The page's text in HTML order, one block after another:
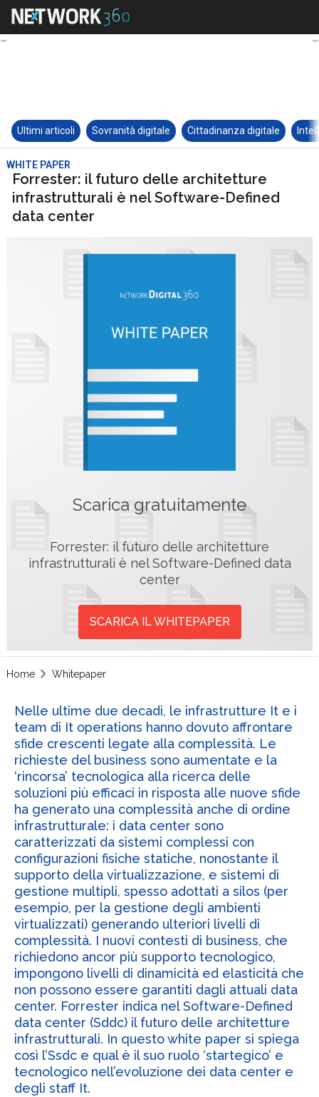
Ultimi articoli Sovranità digitale Cittadinanza digitale
WHITE PAPER
Forrester: il futuro delle architetture
infrastrutturali è nel Software-Defined
data center
Scarica gratuitamente
Forrester: il futuro delle architetture
infrastrutturali è nel Software-Defined data
center
SCARICA IL WHITEPAPER
Home Whitepaper
Nelle ultime due decadi, le infrastrutture It e i
team di It operations hanno dovuto affrontare
sfide crescenti legate alla complessità. Le
richieste del business sono aumentate e la
‘rincorsa’ tecnologica alla ricerca delle
soluzioni più efficaci in risposta alle nuove sfide
ha generato una complessità anche di ordine
infrastrutturale: i data center sono
caratterizzati da sistemi complessi con
configurazioni fisiche statiche, nonostante il
supporto della virtualizzazione, e sistemi di
gestione multipli, spesso adottati a silos (per
esempio, per la gestione degli ambienti
virtualizzati) generando ulteriori livelli di
complessità. I nuovi contesti di business, che
richiedono ancor più supporto tecnologico,
impongono livelli di dinamicità ed elasticità che
non possono essere garantiti dagli attuali data
center. Forrester indica nel Software-Defined
data center (Sddc) il futuro delle architetture
infrastrutturali. In questo white paper si spiega
così l’Ssdc e qual è il suo ruolo ‘startegico’ e
tecnologico nell’evoluzione dei data center e
degli staff It.